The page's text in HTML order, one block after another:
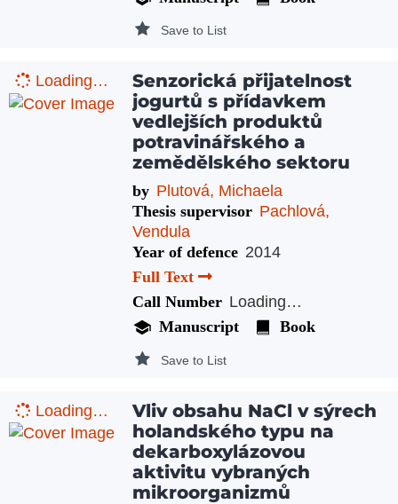
Save to List
Loading…
Senzorická přijatelnost
jogurtů s přídavkem
vedlejších produktů
potravinářského a
zemědělského sektoru
by Plutová, Michaela
Thesis supervisor Pachlová,
Vendula
Year of defence 2014
Full Text
Call Number Loading…
Manuscript
Book
Save to List
Loading…
Vliv obsahu NaCl v sýrech
holandského typu na
dekarboxylázovou
aktivitu vybraných
mikroorganizmů